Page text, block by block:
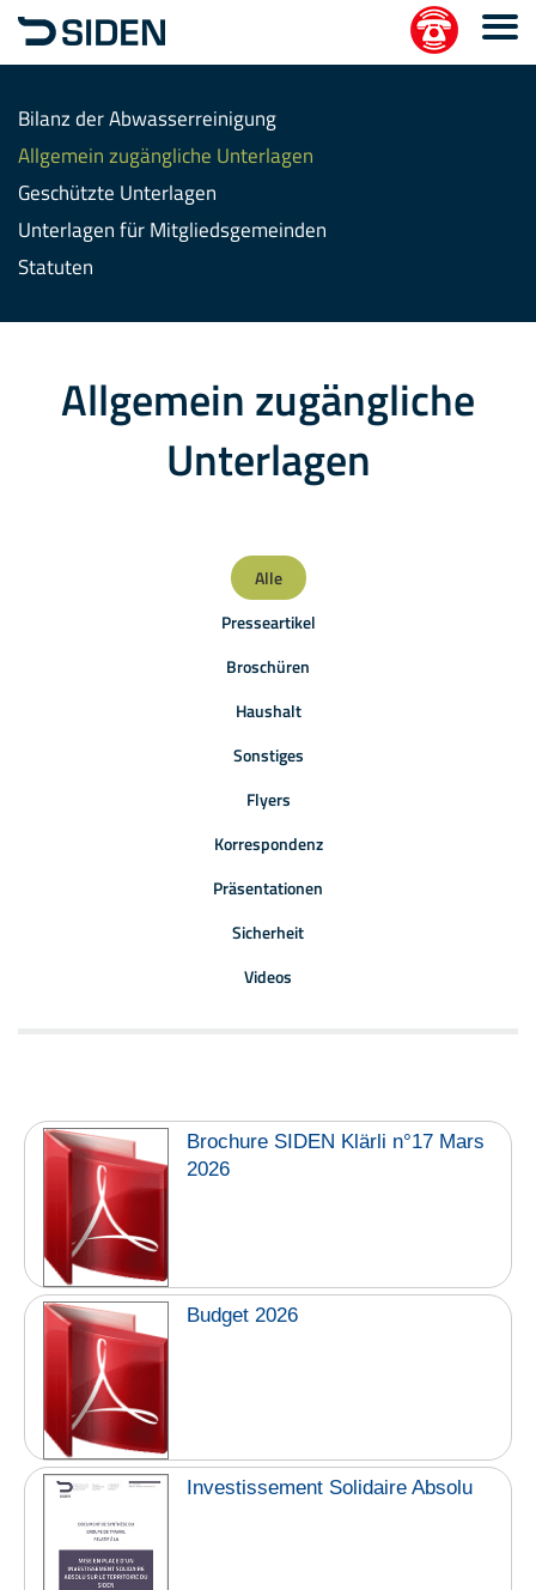
Bilanz der Abwasserreinigung
Allgemein zugängliche Unterlagen
Geschützte Unterlagen
Unterlagen für Mitgliedsgemeinden
Statuten
Allgemein zugängliche
Unterlagen
Alle
Presseartikel
Broschüren
Haushalt
Sonstiges
Flyers
Korrespondenz
Präsentationen
Sicherheit
Videos
Brochure SIDEN Klärli n°17 Mars
2026
Budget 2026
Investissement Solidaire Absolu